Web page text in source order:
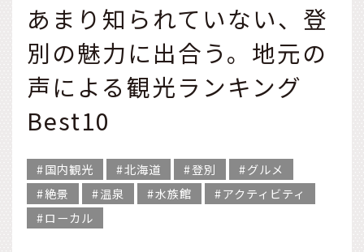
あまり知られていない、登
別の魅力に出合う。地元の
声による観光ランキング
Best10
国内観光 北海道 登別
グルメ
絶景
温泉 水族館
アクティビティ
ローカル